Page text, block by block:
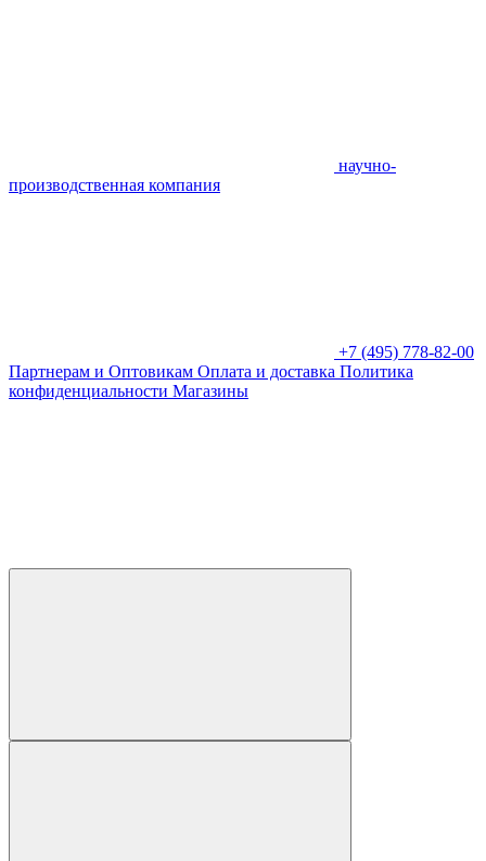
научно-
производственная компания
+7 (495) 778-82-00
Партнерам и Оптовикам Оплата и доставка Политика
конфиденциальности Магазины